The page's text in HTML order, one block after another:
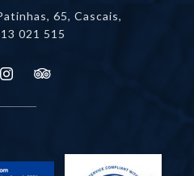
65, Cascais,
021 515